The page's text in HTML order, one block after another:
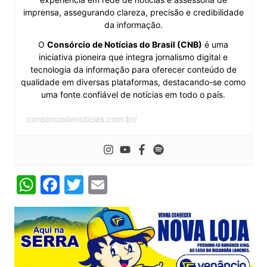
imprensa, assegurando clareza, precisão e credibilidade
da informação.
OConsórcio de Notícias do Brasil (CNB) é uma
iniciativa pioneira que integra jornalismo digital e
tecnologia da informação para oferecer conteúdo de
qualidade em diversas plataformas, destacando-se como
uma fonte confiável de notícias em todo o país.
consorciodenoticias.com.br/
W
h
at
s
F
a
c
e
T
w
itt
er
E
m
ai
l